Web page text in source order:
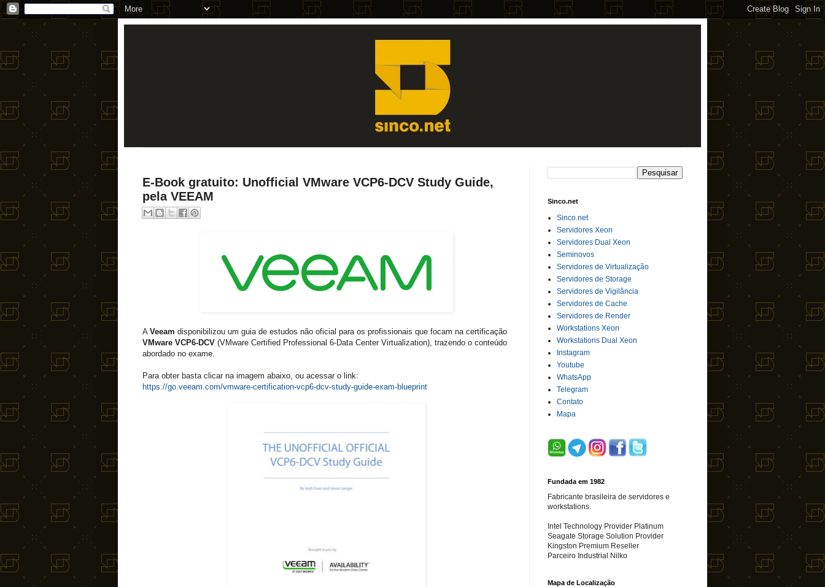
E-Book gratuito: Unofficial VMware VCP6-DCV Study Guide,
pela VEEAM
A Veeam disponibilizou um guia de estudos não oficial para os profissionais que focam na certificação
VMware VCP6-DCV (VMware Certified Professional 6-Data Center Virtualization), trazendo o conteúdo
abordado no exame.
Para obter basta clicar na imagem abaixo, ou acessar o link:
https://go.veeam.com/vmware-certification-vcp6-dcv-study-guide-exam-blueprint
Sinco.net
Sinco.net
Servidores Xeon
Servidores Dual Xeon
Seminovos
Servidores de Virtualização
Servidores de Storage
Servidores de Vigilância
Servidores de Cache
Servidores de Render
Workstations Xeon
Workstations Dual Xeon
Instagram
Youtube
WhatsApp
Telegram
Contato
Mapa
Fundada em 1982
Fabricante brasileira de servidores e
workstations.
Intel Technology Provider Platinum
Seagate Storage Solution Provider
Kingston Premium Reseller
Parceiro Industrial Nilko
Mapa de Localização